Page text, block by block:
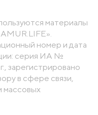
материалы
номер и дата
серия ИА №
зарегистрировано
в сфере связи,
массовых